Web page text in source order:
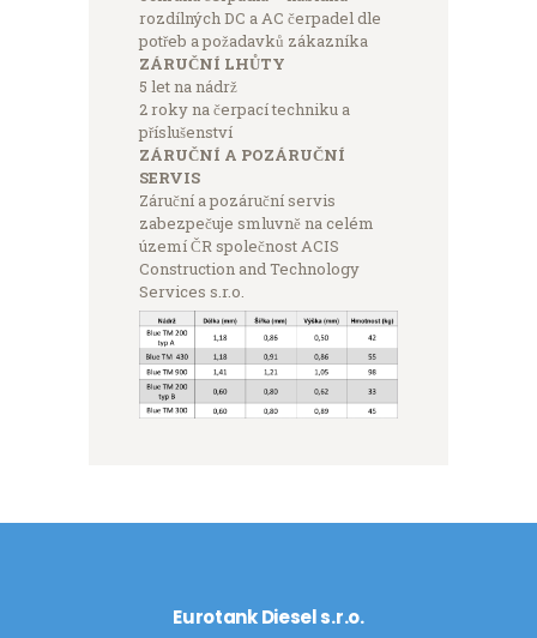
rozdílných DC a AC čerpadel dle
potřeb a požadavků zákazníka
ZÁRUČNÍ LHŮTY
5 let na nádrž
2 roky na čerpací techniku a
příslušenství
ZÁRUČNÍ A POZÁRUČNÍ
SERVIS
Záruční a pozáruční servis
zabezpečuje smluvně na celém
území ČR společnost ACIS
Construction and Technology
Services s.r.o.
Eurotank Diesel s.r.o.